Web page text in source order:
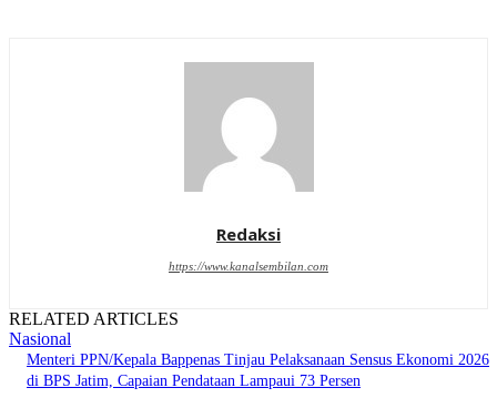
Redaksi
https://www.kanalsembilan.com
RELATED ARTICLES
Nasional
Menteri PPN/Kepala Bappenas Tinjau Pelaksanaan Sensus Ekonomi 2026
di BPS Jatim, Capaian Pendataan Lampaui 73 Persen